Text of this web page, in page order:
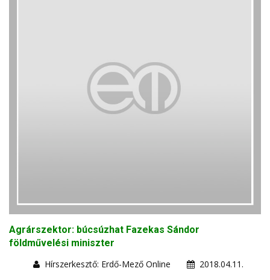
Agrárszektor: búcsúzhat Fazekas Sándor
földművelési miniszter
Hírszerkesztő: Erdő-Mező Online
2018.04.11.